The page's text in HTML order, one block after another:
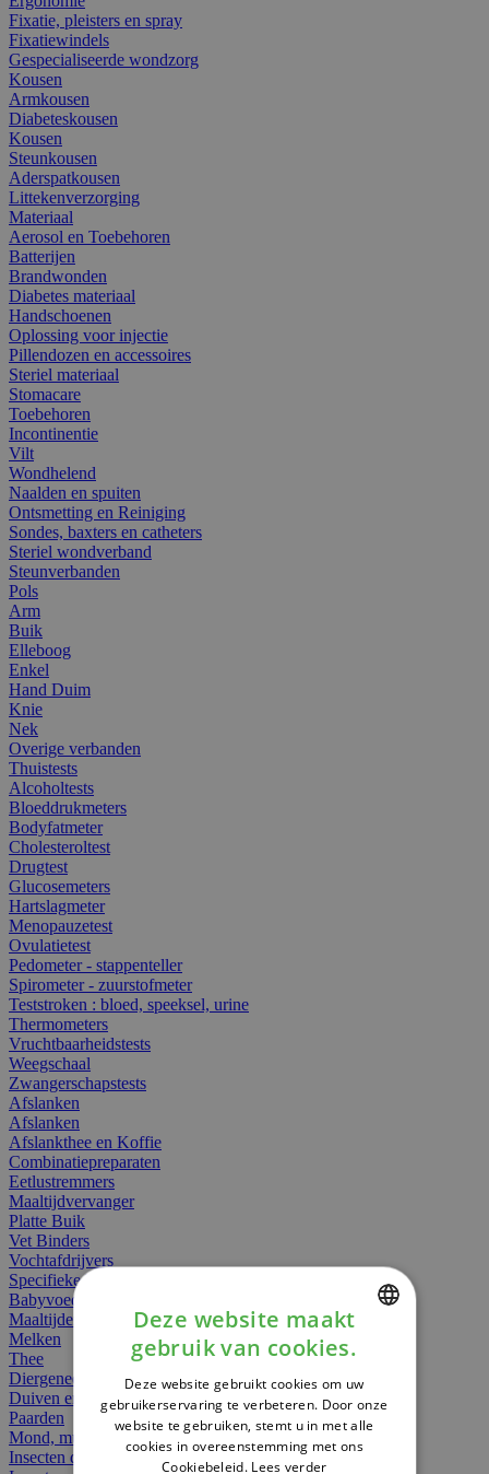
Fixatie, pleisters en spray
Fixatiewindels
Gespecialiseerde wondzorg
Kousen
Armkousen
Diabeteskousen
Kousen
Steunkousen
Aderspatkousen
Littekenverzorging
Materiaal
Aerosol en Toebehoren
Batterijen
Brandwonden
Diabetes materiaal
Handschoenen
Oplossing voor injectie
Pillendozen en accessoires
Steriel materiaal
Stomacare
Toebehoren
Incontinentie
Vilt
Wondhelend
Naalden en spuiten
Ontsmetting en Reiniging
Sondes, baxters en catheters
Steriel wondverband
Steunverbanden
Pols
Arm
Buik
Elleboog
Enkel
Hand Duim
Knie
Nek
Overige verbanden
Thuistests
Alcoholtests
Bloeddrukmeters
Bodyfatmeter
Cholesteroltest
Drugtest
Glucosemeters
Hartslagmeter
Menopauzetest
Ovulatietest
Pedometer - stappenteller
Spirometer - zuurstofmeter
Teststroken : bloed, speeksel, urine
Thermometers
Vruchtbaarheidstests
Weegschaal
Zwangerschapstests
Afslanken
Afslanken
Afslankthee en Koffie
Combinatiepreparaten
Eetlustremmers
Maaltijdvervanger
Platte Buik
Vet Binders
Vochtafdrijvers
Specifieke Voeding
Babyvoeding
Maaltijden
Melken
Thee
Diergeneesmiddelen
Duiven en vogels
Paarden
Mond, muil of snavel
Insecten dieren
DUTCH
FRENCH
ENGLISH
Deze website maakt
gebruik van cookies.
Deze website gebruikt cookies om uw
gebruikerservaring te verbeteren. Door onze
website te gebruiken, stemt u in met alle
cookies in overeenstemming met ons
Cookiebeleid. Lees verder